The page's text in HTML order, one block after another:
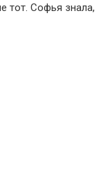
тот. Софья знала,